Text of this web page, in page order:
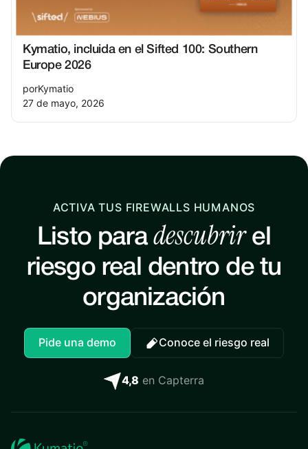
Kymatio, incluida en el Sifted 100: Southern
Europe 2026
porKymatio
27 de mayo, 2026
ACTIVA TUS FIREWALLS HUMANOS
Listo paradescubrirel
riesgo real dentro de tu
organización
Pide una demo Conoce el riesgo real
4,8 en Capterra